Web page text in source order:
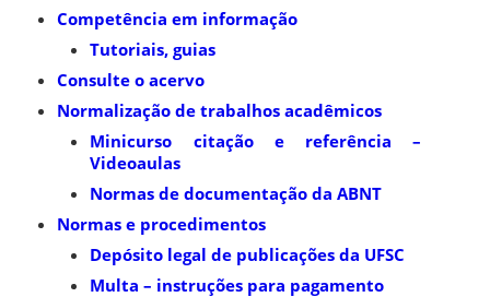
Competência em informação
Tutoriais, guias
Consulte o acervo
Normalização de trabalhos acadêmicos
Minicurso citação e referência –
Videoaulas
Normas de documentação da ABNT
Normas e procedimentos
Depósito legal de publicações da UFSC
Multa – instruções para pagamento